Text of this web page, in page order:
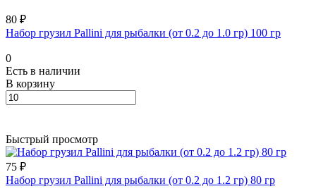
80 ₽
Набор грузил Pallini для рыбалки (от 0.2 до 1.0 гр) 100 гр
0
Есть в наличии
В корзину
Быстрый просмотр
75 ₽
Набор грузил Pallini для рыбалки (от 0.2 до 1.2 гр) 80 гр